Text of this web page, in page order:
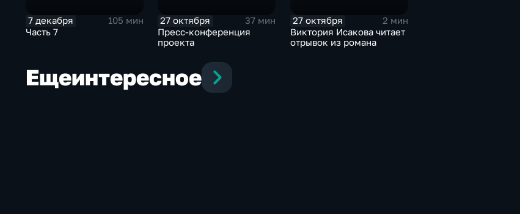
7 декабря
105 мин
Часть 7
27 октября
37 мин
Пресс-конференция
проекта
27 октября
2 мин
Виктория Исакова читает
отрывок из романа
Ещеинтересное